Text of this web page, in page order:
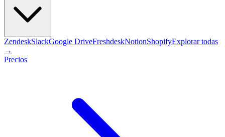
ZendeskSlackGoogle DriveFreshdeskNotionShopifyExplorar todas
→
Precios